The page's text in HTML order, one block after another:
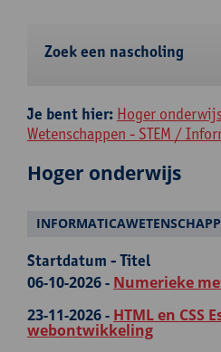
Zoek een nascholing
Je bent hier: Hoger
Wetenschappen - STEM /
Hoger onderwijs
Startdatum - Titel
06-10-2026 - Numerieke
23-11-2026 - HTML en CSS
webontwikkeling